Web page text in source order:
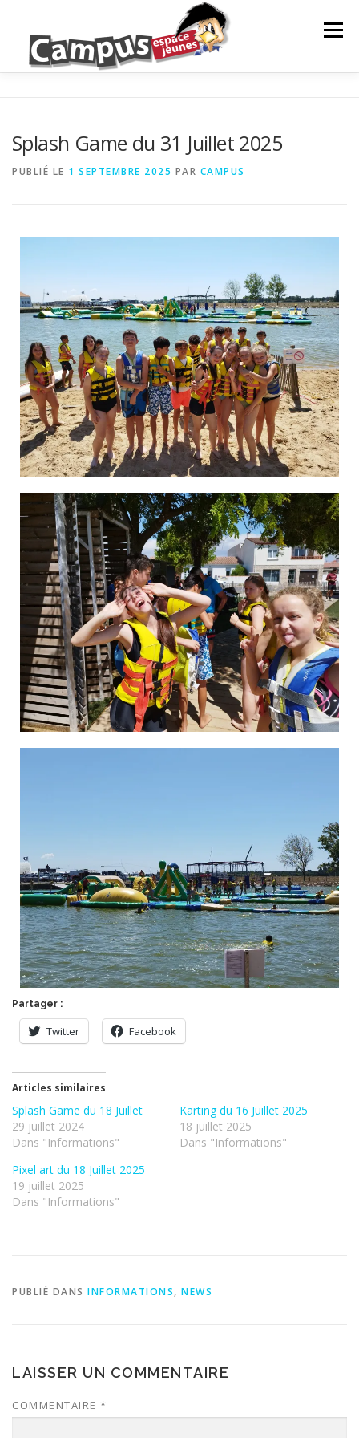
Menu
PROJETS DE JEUNES
EVÈNEMENTS À VENIR
Splash Game du 31 Juillet 2025
PUBLIÉ LE 1 SEPTEMBRE 2025 PAR CAMPUS
Partager :
Twitter Facebook
Articles similaires
Splash Game du 18 Juillet
29 juillet 2024
Dans "Informations"
Karting du 16 Juillet 2025
18 juillet 2025
Dans "Informations"
Pixel art du 18 Juillet 2025
19 juillet 2025
Dans "Informations"
PUBLIÉ DANS INFORMATIONS, NEWS
LAISSER UN COMMENTAIRE
COMMENTAIRE *